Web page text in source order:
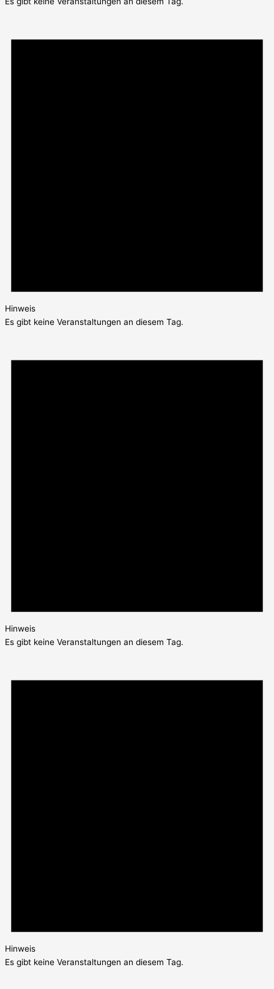
Hinweis
Es gibt keine Veranstaltungen an diesem Tag.
Hinweis
Es gibt keine Veranstaltungen an diesem Tag.
Hinweis
Es gibt keine Veranstaltungen an diesem Tag.